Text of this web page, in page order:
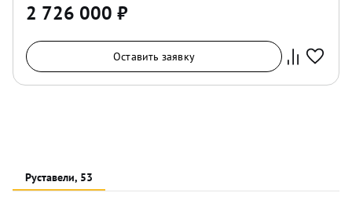
2 726 000 ₽
Оставить заявку
Руставели, 53